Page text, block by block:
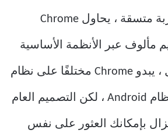
للحفاظ على التجربة متسقة ، يحاول Chrome
مألوف عبر الأنظمة الأساسية
أيضًا. بطبيعة الحال ، يبدو Chrome مختلفًا على نظام
التشغيل iOS عن نظام Android ، لكن التصميم العام
بإمكانك العثور على نفس